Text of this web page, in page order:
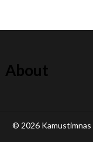
About
© 2026 Kamustimnas